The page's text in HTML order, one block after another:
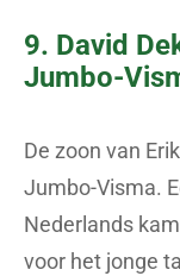
9. David
Jumbo-
De zoon van
Jumbo-Visma.
Nederlands
voor het jonge